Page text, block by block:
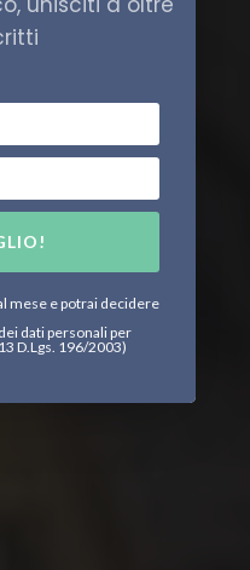
mese e potrai decidere
dati personali per
D.Lgs. 196/2003)